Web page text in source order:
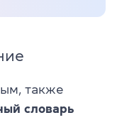
также
словарь